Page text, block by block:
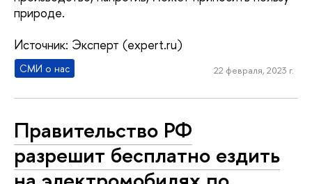
природе.
Источник: Эксперт (expert.ru)
СМИ о нас 22 февраля, 2023 г.
Правительство РФ
разрешит бесплатно ездить